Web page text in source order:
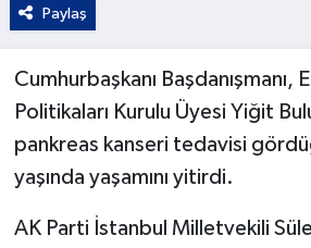
Paylaş
Cumhurbaşkanı Başdanışmanı,
Politikaları Kurulu Üyesi Yiğit
pankreas kanseri tedavisi
yaşında yaşamını yitirdi.
AK Parti İstanbul Milletvekili